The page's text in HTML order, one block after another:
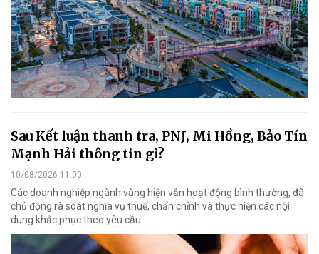
Sau Kết luận thanh tra, PNJ, Mi Hồng, Bảo Tín
Mạnh Hải thông tin gì?
10/08/2026 11:00
Các doanh nghiệp ngành vàng hiện vẫn hoạt động bình thường, đã
chủ động rà soát nghĩa vụ thuế, chấn chỉnh và thực hiện các nội
dung khắc phục theo yêu cầu.